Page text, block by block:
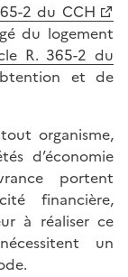
2 du CCH
du logement
R. 365-2 du
et de
organisme,
d’économie
portent
financière,
à réaliser ce
un